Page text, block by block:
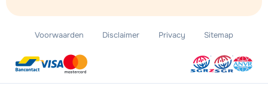
Voorwaarden Disclaimer Privacy Sitemap